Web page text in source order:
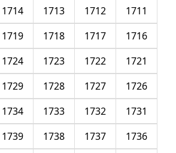
1711
1712
1713
1714
1716
1717
1718
1719
1721
1722
1723
1724
1726
1727
1728
1729
1731
1732
1733
1734
1736
1737
1738
1739